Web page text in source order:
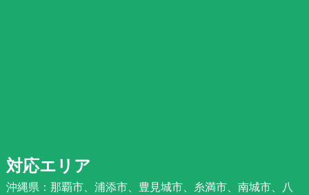
対応エリア
沖縄県：那覇市、浦添市、豊見城市、糸満市、南城市、八